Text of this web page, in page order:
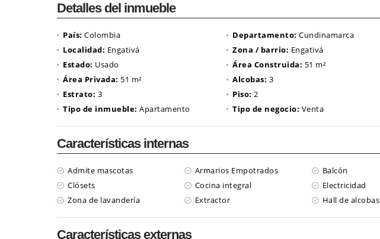
Detalles del inmueble
País: Colombia Departamento: Cundinamarca
Localidad: Engativá Zona / barrio: Engativá
Estado: Usado Área Construida: 51 m²
Área Privada: 51 m² Alcobas: 3
Estrato: 3 Piso: 2
Tipo de inmueble: Apartamento Tipo de negocio: Venta
Características internas
Admite mascotas Armarios Empotrados Balcón
Clósets
Cocina integral Electricidad
Zona de lavandería
Extractor Hall de alcobas
Características externas